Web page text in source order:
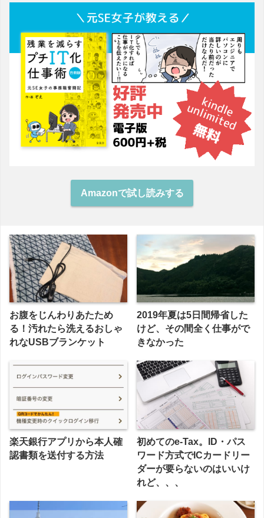
Amazonで試し読みする
お腹をじんわりあたため
る！汚れたら洗えるおしゃ
れなUSBブランケット
2019年夏は5日間帰省した
けど、その間全く仕事がで
きなかった
楽天銀行アプリから本人確
認書類を送付する方法
初めてのe-Tax。ID・パス
ワード方式でICカードリー
ダーが要らないのはいいけ
れど、、、